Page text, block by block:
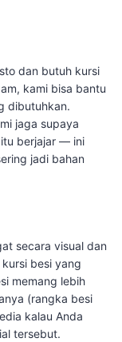
dan butuh kursi
kami bisa bantu
dibutuhkan.
jaga supaya
berjajar — ini
jadi bahan
secara visual dan
besi yang
memang lebih
(rangka besi
kalau Anda
tersebut.